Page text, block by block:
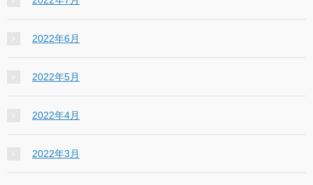
2022年6月
2022年5月
2022年4月
2022年3月